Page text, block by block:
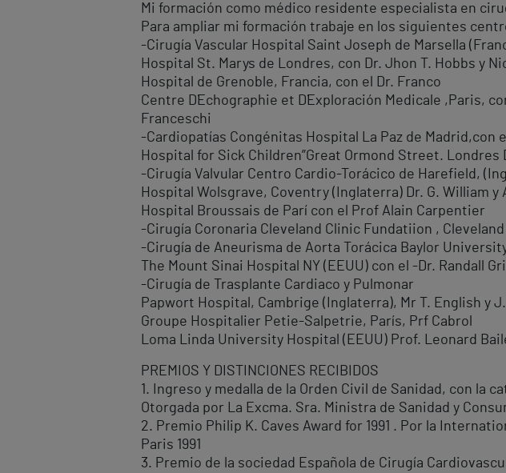
Mi formación como médico residente especialista en
Para ampliar mi formación trabaje en los siguientes
-Cirugía Vascular Hospital Saint Joseph de Marsella
Hospital St. Marys de Londres, con Dr. Jhon T. Hobbs y
Hospital de Grenoble, Francia, con el Dr. Franco
Centre D´Echographie et D´Exploración Medicale ,Paris,
Franceschi
-Cardiopatías Congénitas Hospital La Paz de Madrid,con
Hospital for Sick Children”Great Ormond Street. Londres
-Cirugía Valvular Centro Cardio-Torácico de Harefield,
Hospital Wolsgrave, Coventry (Inglaterra) Dr. G. William y
Hospital Broussais de Parí con el Prof Alain Carpentier
-Cirugía Coronaria Cleveland Clinic Fundatiion , Cleveland
-Cirugía de Aneurisma de Aorta Torácica Baylor
The Mount Sinai Hospital NY (EEUU) con el -Dr. Randall
-Cirugía de Trasplante Cardiaco y Pulmonar
Papwort Hospital, Cambrige (Inglaterra), Mr T. English y
Groupe Hospitalier Petie-Salpetrie, París, Prf Cabrol
Loma Linda University Hospital (EEUU) Prof. Leonard
PREMIOS Y DISTINCIONES RECIBIDOS
1. Ingreso y medalla de la Orden Civil de Sanidad, con la
Otorgada por La Excma. Sra. Ministra de Sanidad y
2. Premio Philip K. Caves Award for 1991 . Por la
Paris 1991
3. Premio de la sociedad Española de Cirugía